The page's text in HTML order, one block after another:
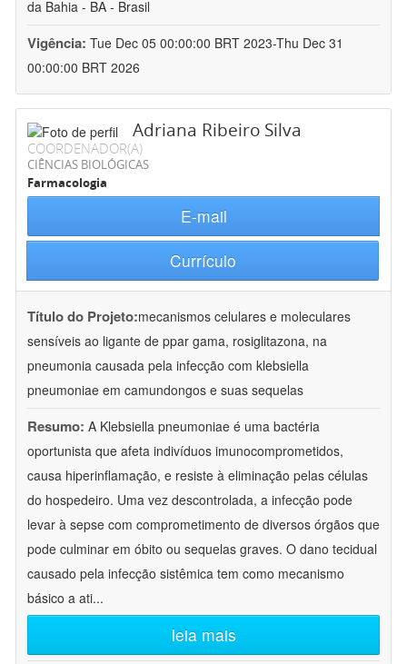
da Bahia - BA - Brasil
Vigência: Tue Dec 05 00:00:00 BRT 2023-Thu Dec 31
00:00:00 BRT 2026
Adriana Ribeiro Silva
COORDENADOR(A)
CIÊNCIAS BIOLÓGICAS
Farmacologia
E-mail
Currículo
Título do Projeto:mecanismos celulares e moleculares
sensíveis ao ligante de ppar gama, rosiglitazona, na
pneumonia causada pela infecção com klebsiella
pneumoniae em camundongos e suas sequelas
Resumo: A Klebsiella pneumoniae é uma bactéria
oportunista que afeta indivíduos imunocomprometidos,
causa hiperinflamação, e resiste à eliminação pelas células
do hospedeiro. Uma vez descontrolada, a infecção pode
levar à sepse com comprometimento de diversos órgãos que
pode culminar em óbito ou sequelas graves. O dano tecidual
causado pela infecção sistêmica tem como mecanismo
básico a ati...
leia mais